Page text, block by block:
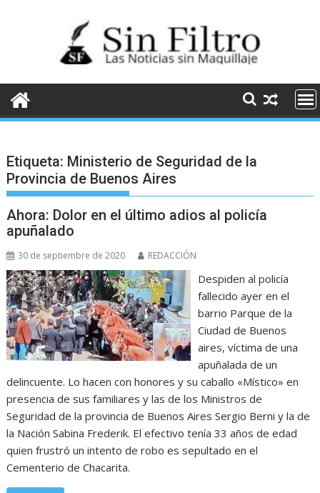
Etiqueta: Ministerio de Seguridad de la
Provincia de Buenos Aires
Ahora: Dolor en el último adios al policía
apuñalado
30 de septiembre de 2020 REDACCIÓN
Despiden al policía
fallecido ayer en el
barrio Parque de la
Ciudad de Buenos
aires, víctima de una
apuñalada de un
delincuente. Lo hacen con honores y su caballo «Místico» en
presencia de sus familiares y las de los Ministros de
Seguridad de la provincia de Buenos Aires Sergio Berni y la de
la Nación Sabina Frederik. El efectivo tenía 33 años de edad
quien frustró un intento de robo es sepultado en el
Cementerio de Chacarita.